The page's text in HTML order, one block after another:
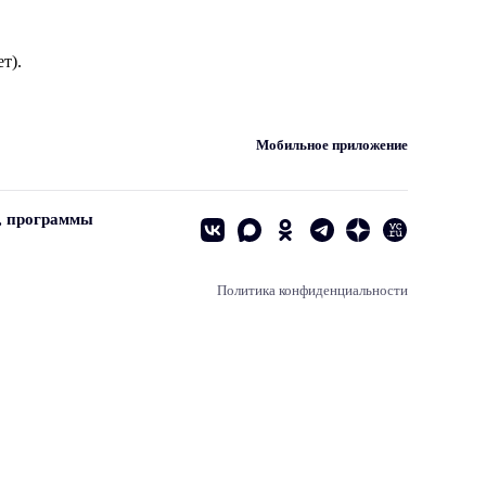
Мобильное приложение
программы
Политика конфиденциальности